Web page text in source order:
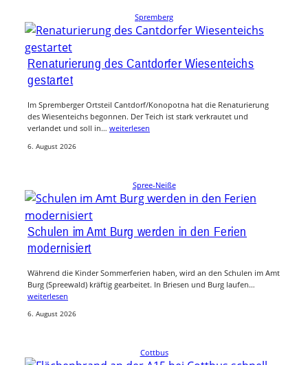
Spremberg
Renaturierung des Cantdorfer Wiesenteichs
gestartet
Im Spremberger Ortsteil Cantdorf/Konopotna hat die Renaturierung
des Wiesenteichs begonnen. Der Teich ist stark verkrautet und
verlandet und soll in… weiterlesen
6. August 2026
Spree-Neiße
Schulen im Amt Burg werden in den Ferien
modernisiert
Während die Kinder Sommerferien haben, wird an den Schulen im Amt
Burg (Spreewald) kräftig gearbeitet. In Briesen und Burg laufen…
weiterlesen
6. August 2026
Cottbus